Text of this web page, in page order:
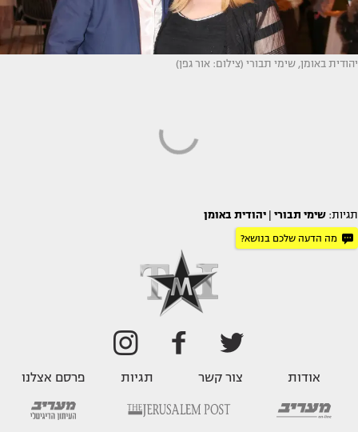
יהודית באומן, שימי תבורי (צילום: אור גפן)
תגיות: שימי תבורי יהודית באומן
מה הדעה שלכם בנושא?
אודות צור קשר תגיות פרסם אצלנו